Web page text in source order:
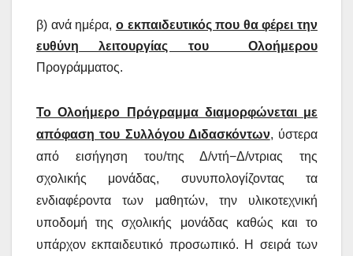
β) ανά ημέρα, ο εκπαιδευτικός που θα φέρει την
ευθύνη λειτουργίας του Ολοήμερου
Προγράμματος.
Το Ολοήμερο Πρόγραμμα διαμορφώνεται με
απόφαση του Συλλόγου Διδασκόντων, ύστερα
από εισήγηση του/της Δ/ντή−Δ/ντριας της
σχολικής μονάδας, συνυπολογίζοντας τα
ενδιαφέροντα των μαθητών, την υλικοτεχνική
υποδομή της σχολικής μονάδας καθώς και το
υπάρχον εκπαιδευτικό προσωπικό. Η σειρά των